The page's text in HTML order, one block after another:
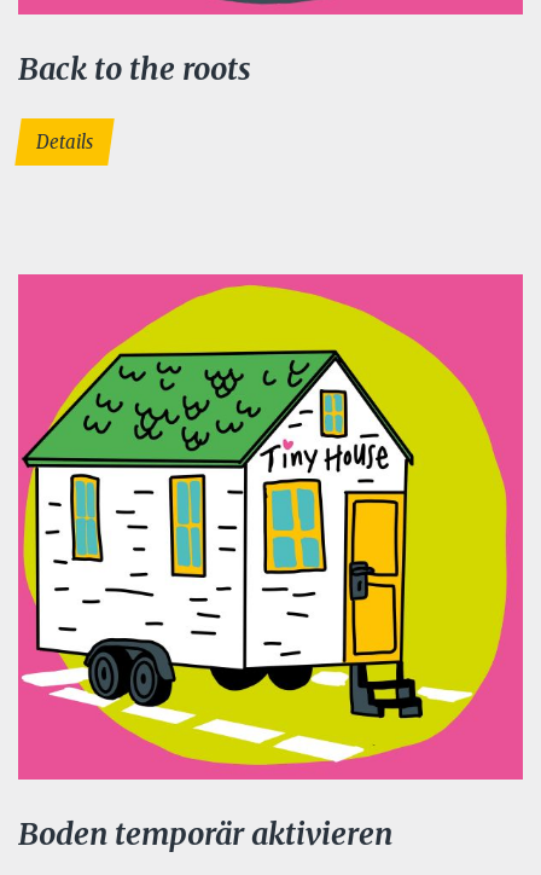
Back to the roots
Details
Boden temporär aktivieren